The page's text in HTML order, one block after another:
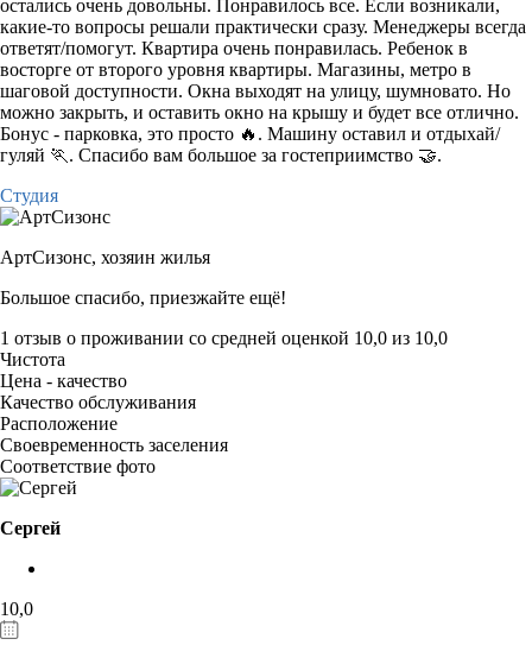
остались очень довольны. Понравилось все. Если возникали,
какие-то вопросы решали практически сразу. Менеджеры всегда
ответят/помогут. Квартира очень понравилась. Ребенок в
восторге от второго уровня квартиры. Магазины, метро в
шаговой доступности. Окна выходят на улицу, шумновато. Но
можно закрыть, и оставить окно на крышу и будет все отлично.
Бонус - парковка, это просто 🔥. Машину оставил и отдыхай/
гуляй 🏃. Спасибо вам большое за гостеприимство 🤝.
Студия
АртСизонс, хозяин жилья
Большое спасибо, приезжайте ещё!
1 отзыв о проживании со средней оценкой 10,0 из 10,0
Чистота
Цена - качество
Качество обслуживания
Расположение
Своевременность заселения
Соответствие фото
Сергей
10,0